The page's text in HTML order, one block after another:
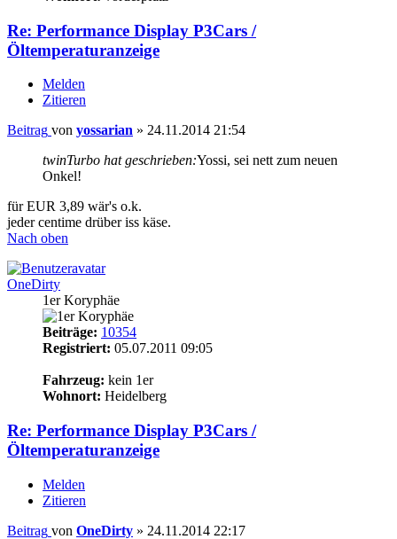
Re: Performance Display P3Cars /
Öltemperaturanzeige
Melden
Zitieren
Beitrag von yossarian » 24.11.2014 21:54
twinTurbo hat geschrieben:Yossi, sei nett zum neuen
Onkel!
für EUR 3,89 wär's o.k.
jeder centime drüber iss käse.
Nach oben
OneDirty
1er Koryphäe
Beiträge: 10354
Registriert: 05.07.2011 09:05
Fahrzeug: kein 1er
Wohnort: Heidelberg
Re: Performance Display P3Cars /
Öltemperaturanzeige
Melden
Zitieren
Beitrag von OneDirty » 24.11.2014 22:17